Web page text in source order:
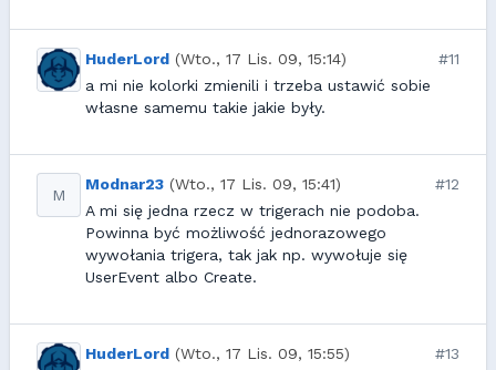
HuderLord (Wto., 17 Lis. 09, 15:14)
#11
a mi nie kolorki zmienili i trzeba ustawić sobie
własne samemu takie jakie były.
M
Modnar23 (Wto., 17 Lis. 09, 15:41)
#12
A mi się jedna rzecz w trigerach nie podoba.
Powinna być możliwość jednorazowego
wywołania trigera, tak jak np. wywołuje się
UserEvent albo Create.
HuderLord (Wto., 17 Lis. 09, 15:55)
#13